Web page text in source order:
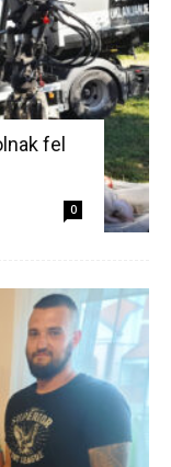
fel
0